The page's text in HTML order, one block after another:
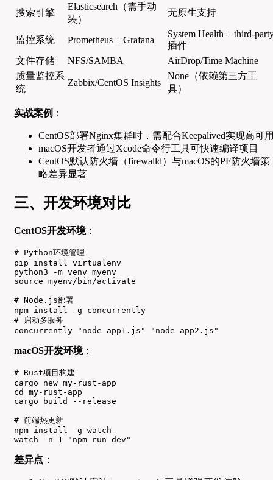
搜索引擎
Elasticsearch（需手动
装）
无原生支持
监控系统 Prometheus + Grafana
System Health + third-
插件
文件存储
NFS/SAMBA
AirDrop/Time Machine
质量监控系
统
Zabbix/CentOS Insights
None（依赖第三方工
具）
实战案例 ：
CentOS部署Nginx集群时，需配合Keepalived实现高可
macOS开发者通过Xcode命令行工具可快速编译项目
CentOS默认防火墙（firewalld）与macOS的PF防火墙策
略差异显著
三、开发环境对比
CentOS开发环境：
# Python环境管理
pip install virtualenv
python3 -m venv myenv
source myenv/bin/activate
# Node.js部署
npm install -g concurrently
# 启动多服务
concurrently "node app1.js" "node app2.js"
macOS开发环境：
# Rust项目构建
cargo new my-rust-app
cd my-rust-app
cargo build --release
# 前端热更新
npm install -g watch
watch -n 1 "npm run dev"
差异点 ：